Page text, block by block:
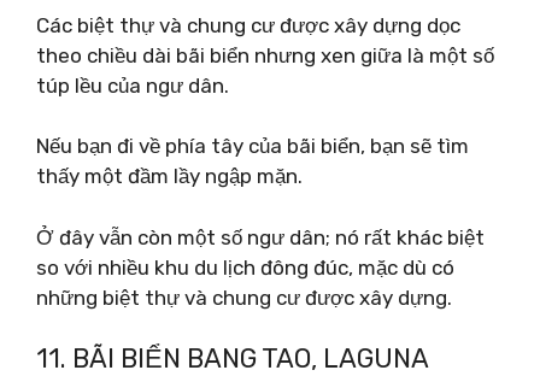
Các biệt thự và chung cư được xây dựng dọc
theo chiều dài bãi biển nhưng xen giữa là một số
túp lều của ngư dân.
Nếu bạn đi về phía tây của bãi biển, bạn sẽ tìm
thấy một đầm lầy ngập mặn.
Ở đây vẫn còn một số ngư dân; nó rất khác biệt
so với nhiều khu du lịch đông đúc, mặc dù có
những biệt thự và chung cư được xây dựng.
11. BÃI BIỂN BANG TAO, LAGUNA